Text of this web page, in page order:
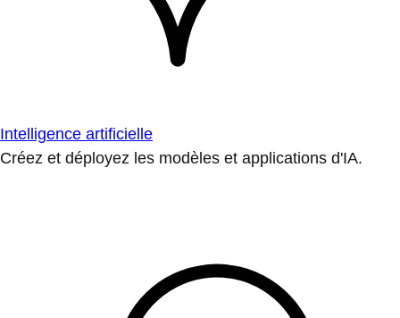
Intelligence artificielle
Créez et déployez les modèles et applications d'IA.